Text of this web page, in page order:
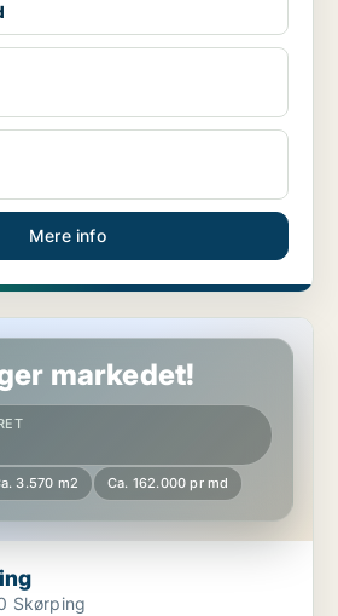
Mere info
markedet!
3.570 m2 Ca. 162.000 pr md
Skørping